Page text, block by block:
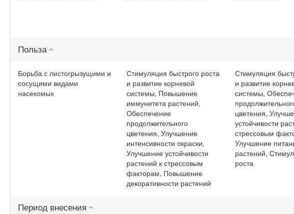
Польза
Борьба с листогрызущими и
сосущими видами
насекомых
Стимуляция быстрого роста
и развитие корневой
системы, Повышение
иммунитета растений,
Обеспечение
продолжительного
цветения, Улучшение
интенсивности окраски,
Улучшение устойчивости
растений к стрессовым
факторам, Повышение
декоративности растений
Стимуляция
и развитие
системы,
цветения,
устойчивости
стрессовым
Улучшение
растений,
роста
Период внесения